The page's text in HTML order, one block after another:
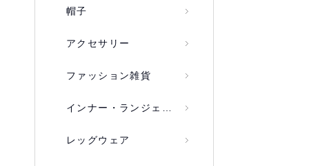
帽子
アクセサリー
ファッション雑貨
インナー・ランジェリー
レッグウェア